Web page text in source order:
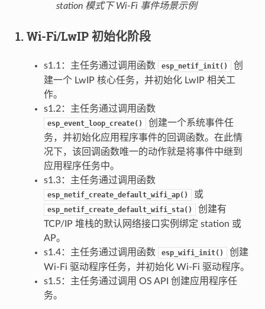
station 模式下 Wi-Fi 事件场景示例
1. Wi-Fi/LwIP 初始化阶段
s1.1：主任务通过调用函数 esp_netif_init()
创
建一个 LwIP 核心任务，并初始化 LwIP 相关工
作。
s1.2：主任务通过调用函数
esp_event_loop_create()
创建一个系统事件任
务，并初始化应用程序事件的回调函数。在此情
况下，该回调函数唯一的动作就是将事件中继到
应用程序任务中。
s1.3：主任务通过调用函数
esp_netif_create_default_wifi_ap() 或
esp_netif_create_default_wifi_sta()
创建有
TCP/IP 堆栈的默认网络接口实例绑定 station 或
AP。
s1.4：主任务通过调用函数
esp_wifi_init()
创建
Wi-Fi 驱动程序任务，并初始化 Wi-Fi 驱动程序。
s1.5：主任务通过调用 OS API 创建应用程序任
务。